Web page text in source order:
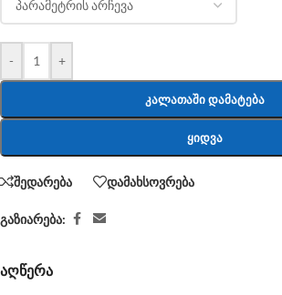
- +
ᲙᲐᲚᲐᲗᲐᲨᲘ ᲓᲐᲛᲐᲢᲔᲑᲐ
ᲧᲘᲓᲕᲐ
შედარება დამახსოვრება
გაზიარება:
აღწერა